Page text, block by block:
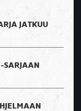
JATKUU
SARJAAN